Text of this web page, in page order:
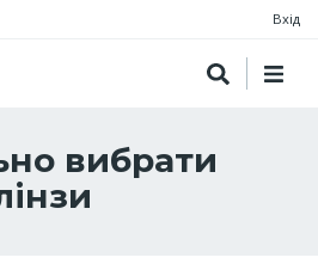
Вхід
вибрати